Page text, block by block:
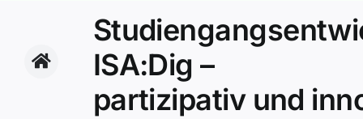
springen
ISA:Dig –
partizipativ und